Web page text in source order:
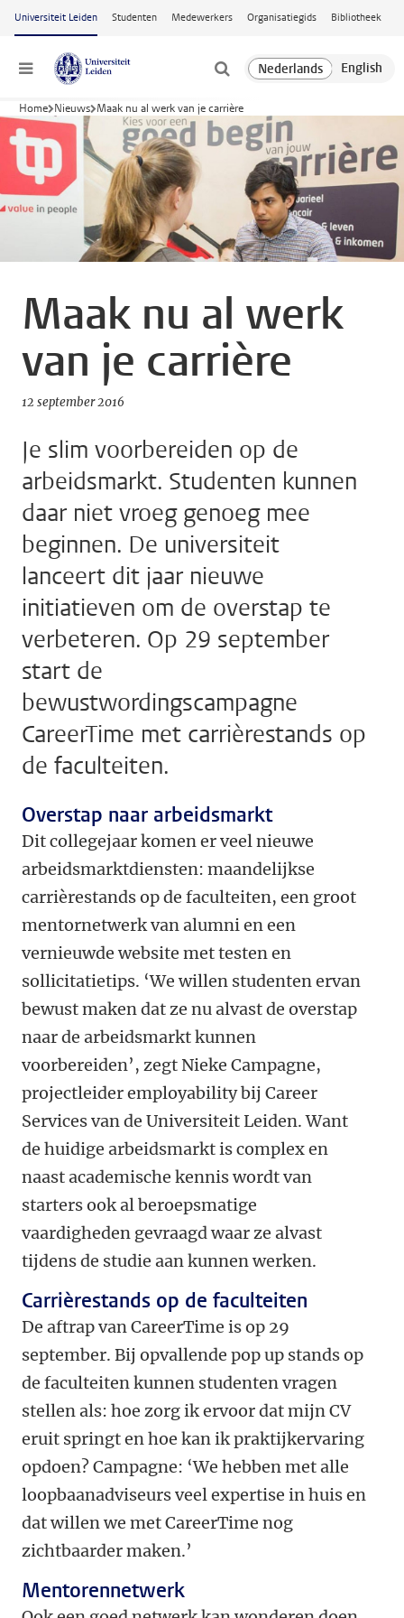
Ga naar hoofdinhoud
Universiteit Leiden Studenten Medewerkers Organisatiegids Bibliotheek
Menu
Home Nieuws Maak nu al werk van je carrière
Maak nu al werk
van je carrière
12 september 2016
Je slim voorbereiden op de
arbeidsmarkt. Studenten kunnen
daar niet vroeg genoeg mee
beginnen. De universiteit
lanceert dit jaar nieuwe
initiatieven om de overstap te
verbeteren. Op 29 september
start de
bewustwordingscampagne
CareerTime met carrièrestands op
de faculteiten.
Overstap naar arbeidsmarkt
Dit collegejaar komen er veel nieuwe
arbeidsmarktdiensten: maandelijkse
carrièrestands op de faculteiten, een groot
mentornetwerk van alumni en een
vernieuwde website met testen en
sollicitatietips. ‘We willen studenten ervan
bewust maken dat ze nu alvast de overstap
naar de arbeidsmarkt kunnen
voorbereiden’, zegt Nieke Campagne,
projectleider employability bij Career
Services van de Universiteit Leiden. Want
de huidige arbeidsmarkt is complex en
naast academische kennis wordt van
starters ook al beroepsmatige
vaardigheden gevraagd waar ze alvast
tijdens de studie aan kunnen werken.
Carrièrestands op de faculteiten
De aftrap van CareerTime is op 29
september. Bij opvallende pop up stands op
de faculteiten kunnen studenten vragen
stellen als: hoe zorg ik ervoor dat mijn CV
eruit springt en hoe kan ik praktijkervaring
opdoen? Campagne: ‘We hebben met alle
loopbaanadviseurs veel expertise in huis en
dat willen we met CareerTime nog
zichtbaarder maken.’
Mentorennetwerk